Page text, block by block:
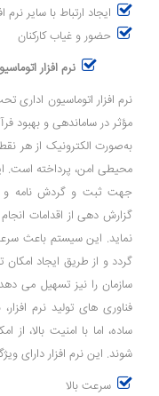
ایجاد ارتباط با سایر نرم
حضور و غیاب کارکنان
نرم افزار
نرم ‌افزار اتوماسیون اداری
مؤثر در ساماندهی و بهبود
به‌صورت الکترونیک از هر
محیطی امن، پرداخته است.
جهت ثبت و گردش نامه و
گزارش ‌دهی از اقدامات
‌نماید. این سیستم باعث
‌گردد و از طریق ایجاد امکان
سازمان را نیز تسهیل می
فناوری ‌های تولید نرم
ساده، اما با امنیت بالا، از
شوند. این نرم افزار دارای
سرعت بالا